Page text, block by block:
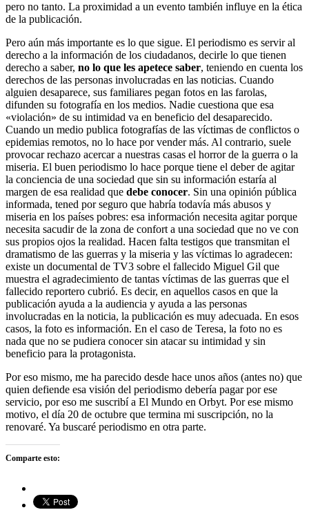
pero no tanto. La proximidad a un evento también influye en la ética
de la publicación.
Pero aún más importante es lo que sigue. El periodismo es servir al
derecho a la información de los ciudadanos, decirle lo que tienen
derecho a saber, no lo que les apetece saber, teniendo en cuenta los
derechos de las personas involucradas en las noticias. Cuando
alguien desaparece, sus familiares pegan fotos en las farolas,
difunden su fotografía en los medios. Nadie cuestiona que esa
«violación» de su intimidad va en beneficio del desaparecido.
Cuando un medio publica fotografías de las víctimas de conflictos o
epidemias remotos, no lo hace por vender más. Al contrario, suele
provocar rechazo acercar a nuestras casas el horror de la guerra o la
miseria. El buen periodismo lo hace porque tiene el deber de agitar
la conciencia de una sociedad que sin su información estaría al
margen de esa realidad que debe conocer. Sin una opinión pública
informada, tened por seguro que habría todavía más abusos y
miseria en los países pobres: esa información necesita agitar porque
necesita sacudir de la zona de confort a una sociedad que no ve con
sus propios ojos la realidad. Hacen falta testigos que transmitan el
dramatismo de las guerras y la miseria y las víctimas lo agradecen:
existe un documental de TV3 sobre el fallecido Miguel Gil que
muestra el agradecimiento de tantas víctimas de las guerras que el
fallecido reportero cubrió. Es decir, en aquellos casos en que la
publicación ayuda a la audiencia y ayuda a las personas
involucradas en la noticia, la publicación es muy adecuada. En esos
casos, la foto es información. En el caso de Teresa, la foto no es
nada que no se pudiera conocer sin atacar su intimidad y sin
beneficio para la protagonista.
Por eso mismo, me ha parecido desde hace unos años (antes no) que
quien defiende esa visión del periodismo debería pagar por ese
servicio, por eso me suscribí a El Mundo en Orbyt. Por ese mismo
motivo, el día 20 de octubre que termina mi suscripción, no la
renovaré. Ya buscaré periodismo en otra parte.
Comparte esto: